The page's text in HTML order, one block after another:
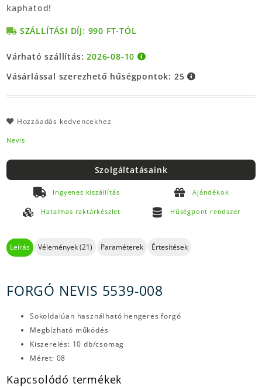
kaphatod!
SZÁLLÍTÁSI DÍJ: 990 FT-TÓL
Várható szállítás:2026-08-10
Vásárlással szerezhető hűségpontok: 25
Hozzáadás kedvencekhez
Nevis
Szolgáltatásaink
Ingyenes kiszállítás Ajándékok
Hatalmas raktárkészlet Hűségpont rendszer
Leírás Vélemények (21) Paraméterek Értesítések
FORGÓ NEVIS 5539-008
Sokoldalúan használható hengeres forgó
Megbízható működés
Kiszerelés: 10 db/csomag
Méret: 08
Kapcsolódó termékek